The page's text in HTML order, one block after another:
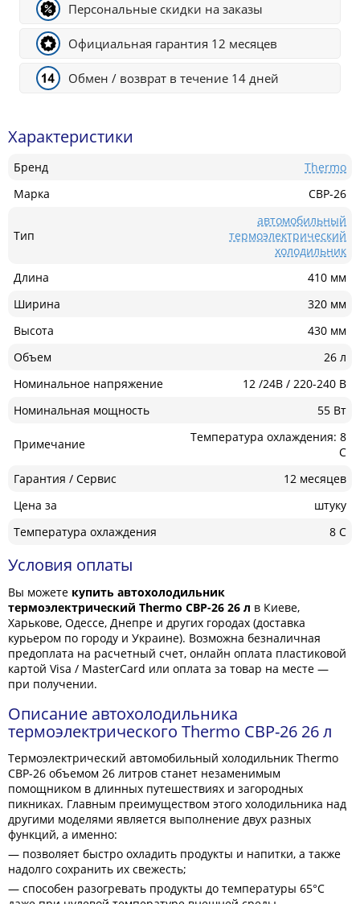
Персональные скидки на заказы
Официальная гарантия 12 месяцев
Обмен / возврат в течение 14 дней
Характеристики
Бренд
Thermo
Марка
CBP-26
Тип
автомобильный
термоэлектрический
холодильник
Длина
410 мм
Ширина
320 мм
Высота
430 мм
Объем
26 л
Номинальное напряжение
12 /24В / 220-240 В
Номинальная мощность
55 Вт
Примечание
Температура охлаждения: 8
С
Гарантия / Сервис
12 месяцев
Цена за
штуку
Температура охлаждения
8 С
Условия оплаты
Вы можете купить автохолодильник
термоэлектрический Thermo CBP-26 26 л в Киеве,
Харькове, Одессе, Днепре и других городах (доставка
курьером по городу и Украине). Возможна безналичная
предоплата на расчетный счет, онлайн оплата пластиковой
картой Visa / MasterCard или оплата за товар на месте —
при получении.
Описание автохолодильника
термоэлектрического Thermo CBP-26 26 л
Термоэлектрический автомобильный холодильник Thermo
CBP-26 объемом 26 литров станет незаменимым
помощником в длинных путешествиях и загородных
пикниках. Главным преимуществом этого холодильника над
другими моделями является выполнение двух разных
функций, а именно:
— позволяет быстро охладить продукты и напитки, а также
надолго сохранить их свежесть;
— способен разогревать продукты до температуры 65°C